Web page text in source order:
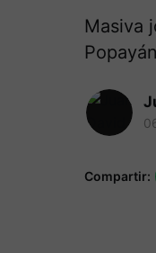
Masiva
Popayán
Compartir: